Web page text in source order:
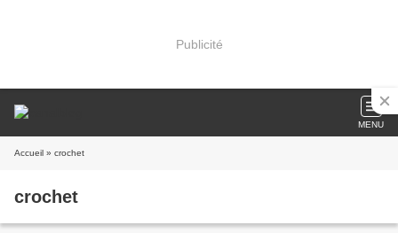
Publicité
MENU
Accueil » crochet
crochet